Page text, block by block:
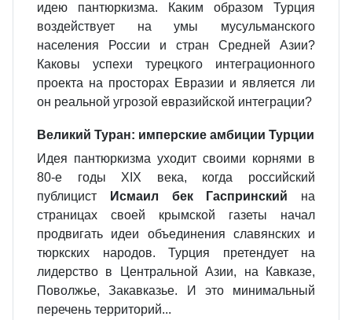
идею пантюркизма. Каким образом Турция
воздействует на умы мусульманского
населения России и стран Средней Азии?
Каковы успехи турецкого интеграционного
проекта на просторах Евразии и является ли
он реальной угрозой евразийской интеграции?
Великий Туран: имперские амбиции Турции
Идея пантюркизма уходит своими корнями в
80-е годы XIX века, когда российский
публицист
Исмаил бек Гаспринский на
страницах своей крымской газеты начал
продвигать идеи объединения славянских и
тюркских народов. Турция претендует на
лидерство в Центральной Азии, на Кавказе,
Поволжье, Закавказье. И это минимальный
перечень территорий...